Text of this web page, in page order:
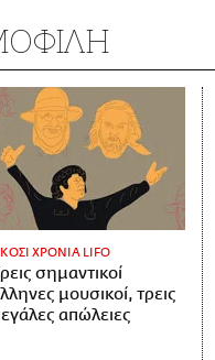
ΧΡΟΝΙΑ LIFO
σημαντικοί
μουσικοί, τρεις
απώλειες